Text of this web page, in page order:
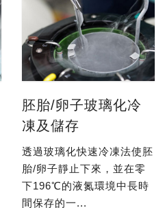
胚胎/卵子玻璃化冷
凍及儲存
透過玻璃化快速冷凍法使胚
胎/卵子靜止下來，並在零
下196℃的液氮環境中長時
間保存的一...